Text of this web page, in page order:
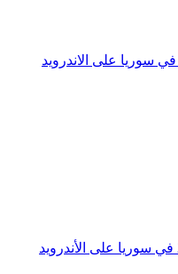
تحميل تطبيق نتائج التاسع 2026 في سوريا على الاندرويد
تحميل تطبيق نتائج الثانوية 2026 في سوريا على الأندرويد